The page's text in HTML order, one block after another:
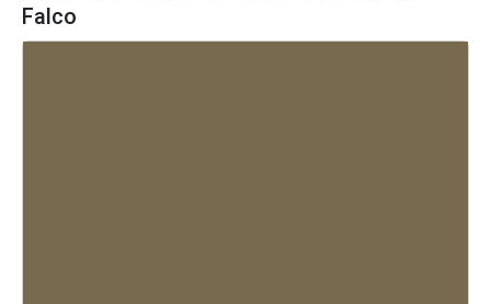
Falco